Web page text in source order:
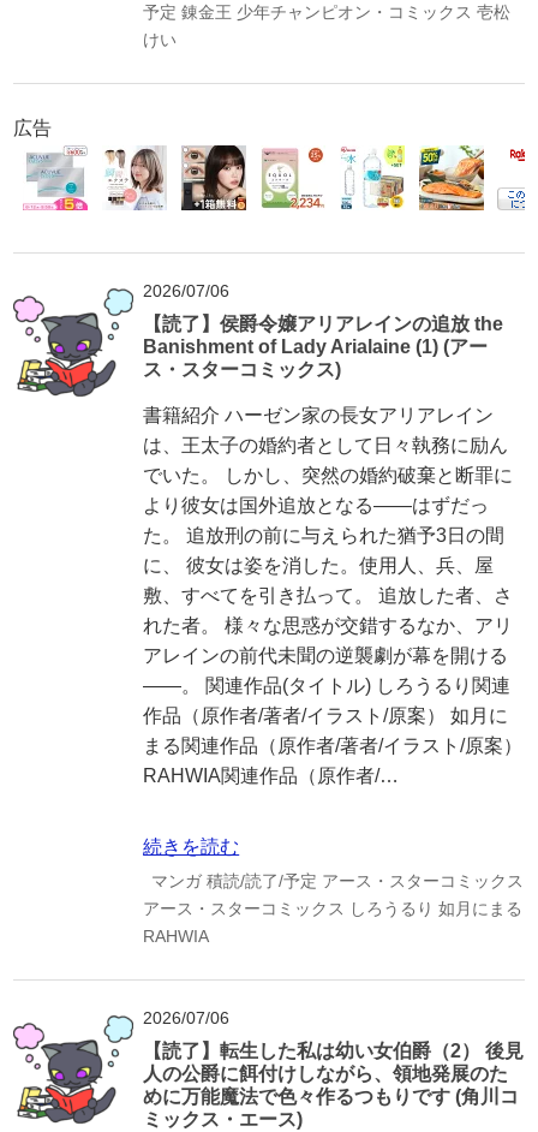
予定 錬金王 少年チャンピオン・コミックス 壱松
けい
広告
2026/07/06
【読了】侯爵令嬢アリアレインの追放 the
Banishment of Lady Arialaine (1) (アー
ス・スターコミックス)
書籍紹介 ハーゼン家の長女アリアレイン
は、王太子の婚約者として日々執務に励ん
でいた。 しかし、突然の婚約破棄と断罪に
より彼女は国外追放となる――はずだっ
た。 追放刑の前に与えられた猶予3日の間
に、 彼女は姿を消した。使用人、兵、屋
敷、すべてを引き払って。 追放した者、さ
れた者。 様々な思惑が交錯するなか、アリ
アレインの前代未聞の逆襲劇が幕を開ける
――。 関連作品(タイトル) しろうるり関連
作品（原作者/著者/イラスト/原案） 如月に
まる関連作品（原作者/著者/イラスト/原案）
RAHWIA関連作品（原作者/…
続きを読む
マンガ 積読/読了/予定 アース・スターコミックス
アース・スターコミックス しろうるり 如月にまる
RAHWIA
2026/07/06
【読了】転生した私は幼い女伯爵（2） 後見
人の公爵に餌付けしながら、領地発展のた
めに万能魔法で色々作るつもりです (角川コ
ミックス・エース)